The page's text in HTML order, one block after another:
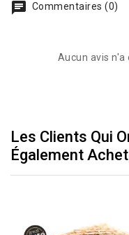
Commentaires (0)
Aucun avis n'a
Les Clients Qui
Également